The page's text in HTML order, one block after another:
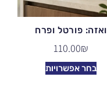
ואזה: פורטל ופרח
110.00₪
בחר אפשרויות